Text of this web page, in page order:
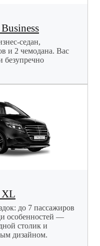
седан,
и 2 чемодана. Вас
безупречно
XL
до 7 пассажиров
особенностей —
столик и
дизайном.